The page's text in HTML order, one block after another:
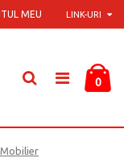
LINK-URI
MEU
0